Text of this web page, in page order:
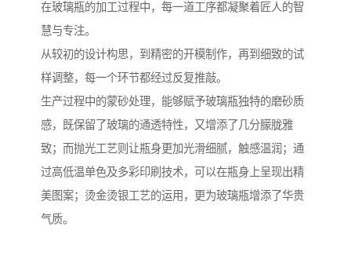
在玻璃瓶的加工过程中，每一道工序都凝聚着匠人的智
慧与专注。
从较初的设计构思，到精密的开模制作，再到细致的试
样调整，每一个环节都经过反复推敲。
生产过程中的蒙砂处理，能够赋予玻璃瓶独特的磨砂质
感，既保留了玻璃的通透特性，又增添了几分朦胧雅
致；而抛光工艺则让瓶身更加光滑细腻，触感温润；通
过高低温单色及多彩印刷技术，可以在瓶身上呈现出精
美图案；烫金烫银工艺的运用，更为玻璃瓶增添了华贵
气质。